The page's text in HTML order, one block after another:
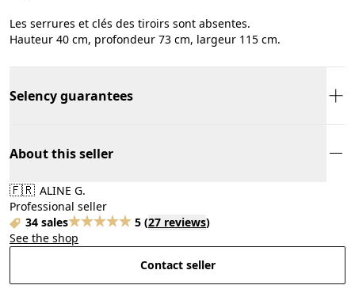
Les serrures et clés des tiroirs sont absentes.
Hauteur 40 cm, profondeur 73 cm, largeur 115 cm.
Selency guarantees
About this seller
🇫🇷 ALINE G.
Professional seller
34 sales
5 (27 reviews)
See the shop
Contact seller